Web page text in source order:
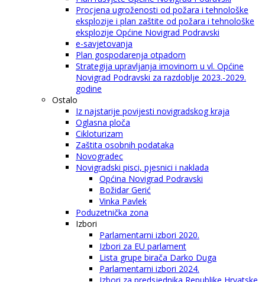
Procjena ugroženosti od požara i tehnološke
eksplozije i plan zaštite od požara i tehnološke
eksplozije Općine Novigrad Podravski
e-savjetovanja
Plan gospodarenja otpadom
Strategija upravljanja imovinom u vl. Općine
Novigrad Podravski za razdoblje 2023.-2029.
godine
Ostalo
Iz najstarije povijesti novigradskog kraja
Oglasna ploča
Cikloturizam
Zaštita osobnih podataka
Novogradec
Novigradski pisci, pjesnici i naklada
Općina Novigrad Podravski
Božidar Gerić
Vinka Pavlek
Poduzetnička zona
Izbori
Parlamentarni izbori 2020.
Izbori za EU parlament
Lista grupe birača Darko Duga
Parlamentarni izbori 2024.
Izbori za predsjednika Republike Hrvatske